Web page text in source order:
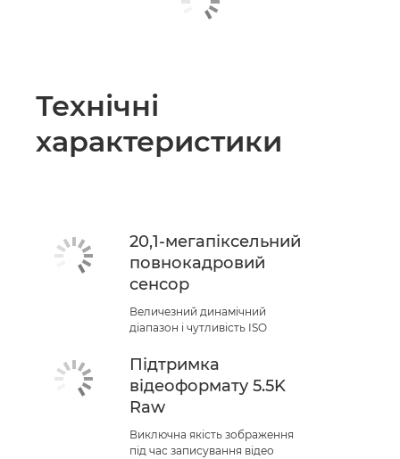
Технічні
характеристики
20,1-мегапіксельний
повнокадровий
сенсор
Величезний динамічний
діапазон і чутливість ISO
Підтримка
відеоформату 5.5K
Raw
Виключна якість зображення
під час записування відео